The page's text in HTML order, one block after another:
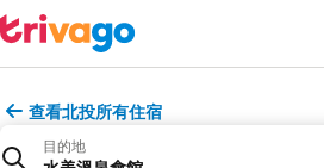
查看北投所有住宿
目的地